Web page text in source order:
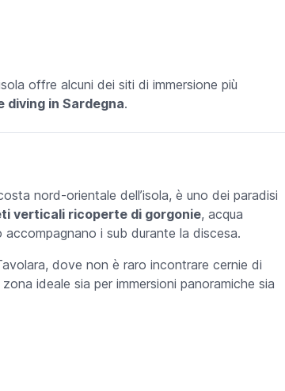
offre alcuni dei siti di immersione più
diving in Sardegna.
nord-orientale dell’isola, è uno dei paradisi
verticali ricoperte di gorgonie, acqua
i sub durante la discesa.
dove non è raro incontrare cernie di
ideale sia per immersioni panoramiche sia